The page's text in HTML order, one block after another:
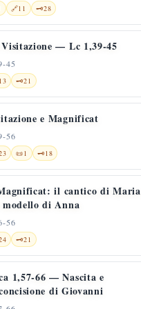
🔗11 🗝️28
— Lc 1,39-45
45
13 🗝️21
e Magnificat
56
📜1 🗝️18
il cantico di Maria
modello di Anna
56
🗝️21
1,57-66 — Nascita e
di Giovanni